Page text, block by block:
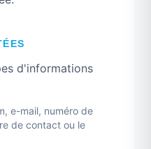
d'informations
e-mail, numéro de
de contact ou le